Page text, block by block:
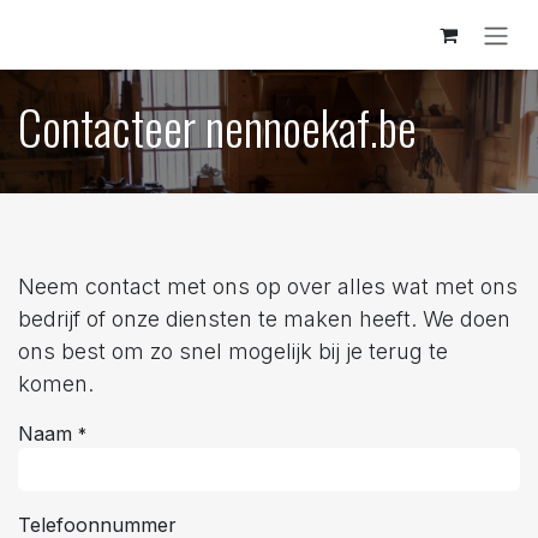
Contacteer nennoekaf.be
Neem contact met ons op over alles wat met ons
bedrijf of onze diensten te maken heeft. We doen
ons best om zo snel mogelijk bij je terug te
komen.
Naam *
Telefoonnummer